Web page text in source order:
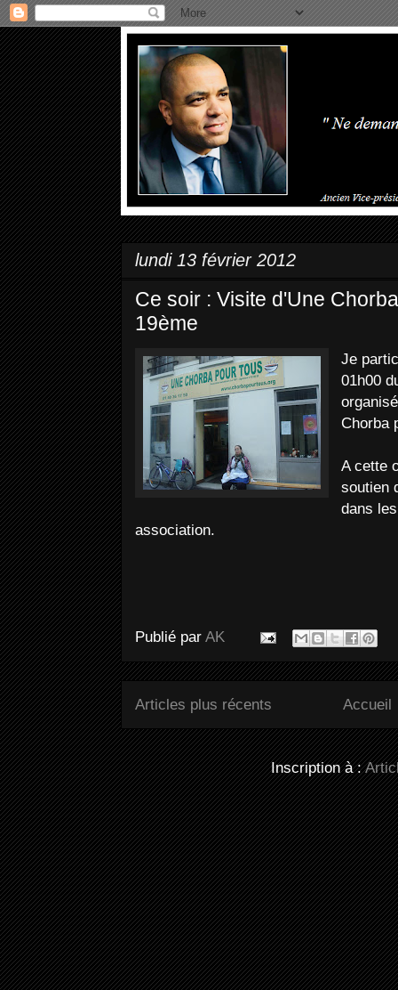
lundi 13 février 2012
Ce soir : Visite d'Une
19ème
Je
01h00
Chorba
A cette
soutien
dans
association.
Publié par AK
Articles plus récents Accueil
Inscription à :